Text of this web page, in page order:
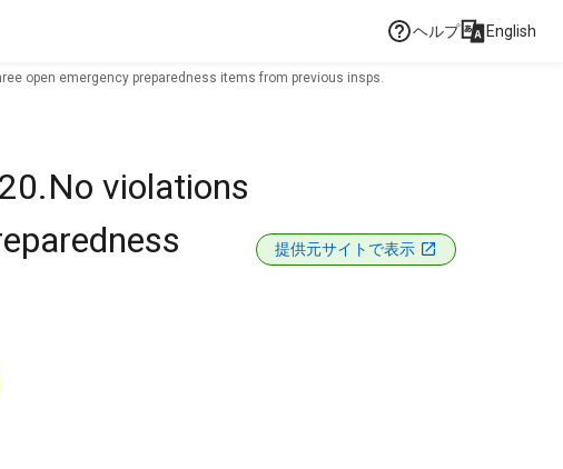
ヘルプ English
open emergency preparedness items from previous insps.
violations
提供元サイトで表示